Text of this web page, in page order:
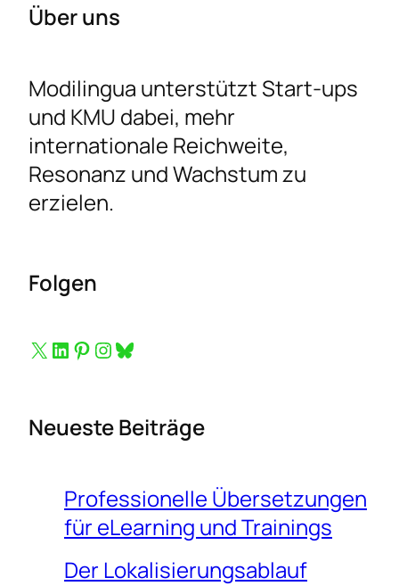
Über uns
Modilingua unterstützt Start-ups
und KMU dabei, mehr
internationale Reichweite,
Resonanz und Wachstum zu
erzielen.
Folgen
Button zum Folgen auf X Button zum Folgen auf LinkedIn Button zum Folgen auf Pinterest Button zum Folgen auf Instagram Bluesky
Neueste Beiträge
Professionelle Übersetzungen
für eLearning und Trainings
Der Lokalisierungsablauf